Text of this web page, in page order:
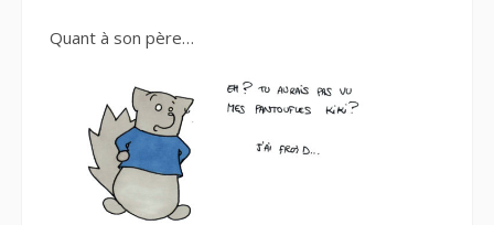
Quant à son père…